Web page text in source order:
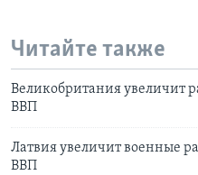
Читайте также
Великобритания увеличит
ВВП
Латвия увеличит военные
ВВП